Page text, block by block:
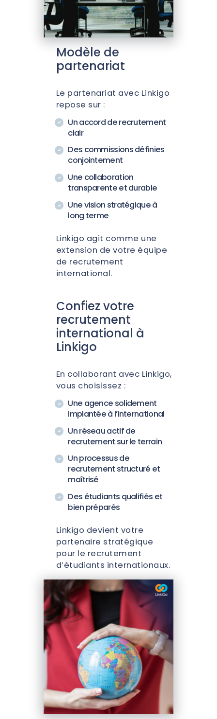
Modèle de
partenariat
Le partenariat avec Linkigo
repose sur :
Un accord de recrutement
clair
Des commissions définies
conjointement
Une collaboration
transparente et durable
Une vision stratégique à
long terme
Linkigo agit comme une
extension de votre équipe
de recrutement
international.
Confiez votre
recrutement
international à
Linkigo
En collaborant avec Linkigo,
vous choisissez :
Une agence solidement
implantée à l’international
Un réseau actif de
recrutement sur le terrain
Un processus de
recrutement structuré et
maîtrisé
Des étudiants qualifiés et
bien préparés
Linkigo devient votre
partenaire stratégique
pour le recrutement
d’étudiants internationaux.